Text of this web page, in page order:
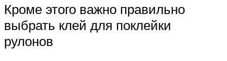
Кроме этого важно правильно
выбрать клей для поклейки
рулонов